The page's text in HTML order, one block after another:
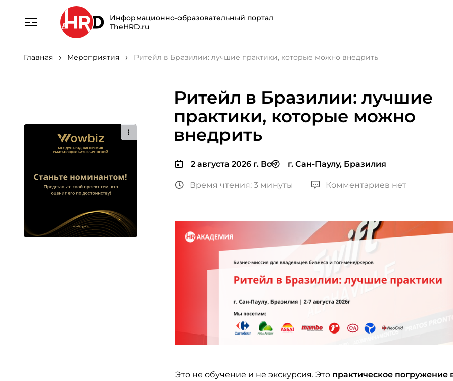
Информационно-образовательный портал
TheHRD.ru
Главная Мероприятия Ритейл в Бразилии: лучшие практики, которые можно внедрить
Ритейл в Бразилии: лучшие
практики, которые можно
внедрить
2 августа 2026 г. Вс г. Сан-Паулу, Бразилия
Время чтения: 3 минуты Комментариев нет
Это не обучение и не экскурсия. Это практическое погружение